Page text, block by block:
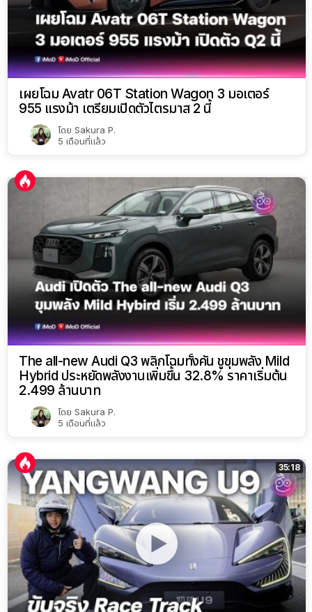
เผยโฉม Avatr 06T Station Wagon 3 มอเตอร์
955 แรงม้า เตรียมเปิดตัวไตรมาส 2 นี้
โดย Sakura P.
5 เดือนที่แล้ว
The all-new Audi Q3 พลิกโฉมทั้งคัน ชูขุมพลัง Mild
Hybrid ประหยัดพลังงานเพิ่มขึ้น 32.8% ราคาเริ่มต้น
2.499 ล้านบาท
โดย Sakura P.
5 เดือนที่แล้ว
35:18